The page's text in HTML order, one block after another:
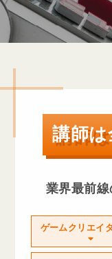
講師は
業界最前線
ゲームクリエイ